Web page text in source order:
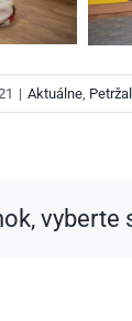
| Aktuálne,
vyberte